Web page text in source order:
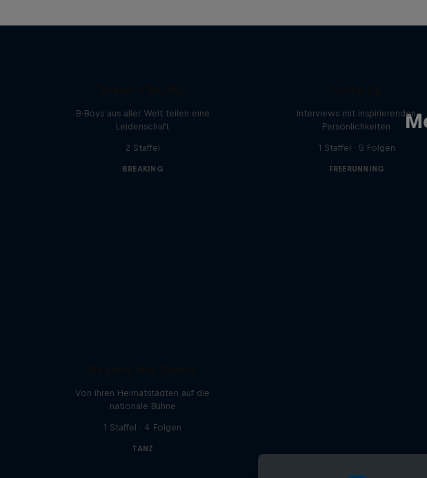
B-Boys aus aller Welt teilen eine
Leidenschaft
2 Staffel
BREAKING
Interviews mit inspirierenden
Persönlichkeiten
1 Staffel · 5 Folgen
FREERUNNING
Von ihren Heimatstädten auf die
nationale Bühne
1 Staffel · 4 Folgen
TANZ